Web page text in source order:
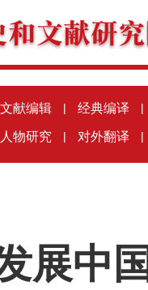
文献编辑 | 经典编译 |
人物研究 | 对外翻译 |
展中